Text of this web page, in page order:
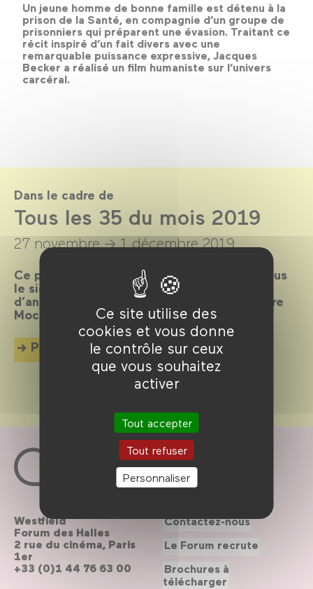
Ce site utilise des
cookies et vous donne
le contrôle sur ceux
que vous souhaitez
activer
Tout accepter
Tout refuser
Personnaliser
Un jeune homme de bonne famille est détenu à la
prison de la Santé, en compagnie d’un groupe de
prisonniers qui préparent une évasion. Traitant ce
récit inspiré d’un fait divers avec une
remarquable puissance expressive, Jacques
Becker a réalisé un film humaniste sur l’univers
carcéral.
Dans le cadre de
Tous les 35 du mois 2019
27 novembre → 1 décembre 2019
Ce programme dédié au 35mm est placé sous
le signe de la commémoration, en cette fin
d’année qui a vu la disparition de Jean-Pierre
Mocky et d’Edith Scob.
Plus d'info
Westfield
Forum des Halles
2 rue du cinéma, Paris
1er
+33 (0)1 44 76 63 00
Contactez-nous
Le Forum recrute
Brochures à
télécharger